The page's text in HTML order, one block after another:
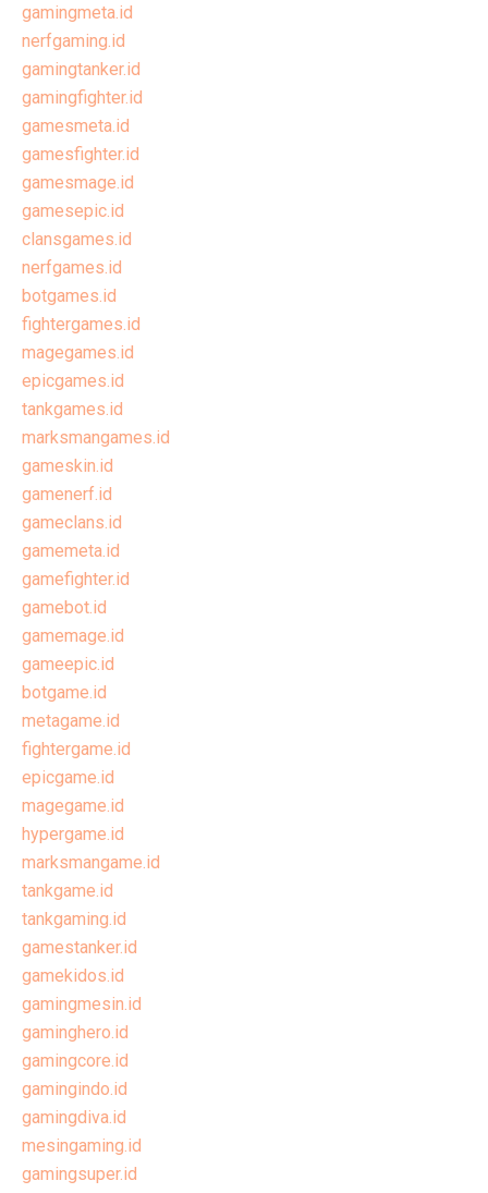
gamingmeta.id
nerfgaming.id
gamingtanker.id
gamingfighter.id
gamesmeta.id
gamesfighter.id
gamesmage.id
gamesepic.id
clansgames.id
nerfgames.id
botgames.id
fightergames.id
magegames.id
epicgames.id
tankgames.id
marksmangames.id
gameskin.id
gamenerf.id
gameclans.id
gamemeta.id
gamefighter.id
gamebot.id
gamemage.id
gameepic.id
botgame.id
metagame.id
fightergame.id
epicgame.id
magegame.id
hypergame.id
marksmangame.id
tankgame.id
tankgaming.id
gamestanker.id
gamekidos.id
gamingmesin.id
gaminghero.id
gamingcore.id
gamingindo.id
gamingdiva.id
mesingaming.id
gamingsuper.id